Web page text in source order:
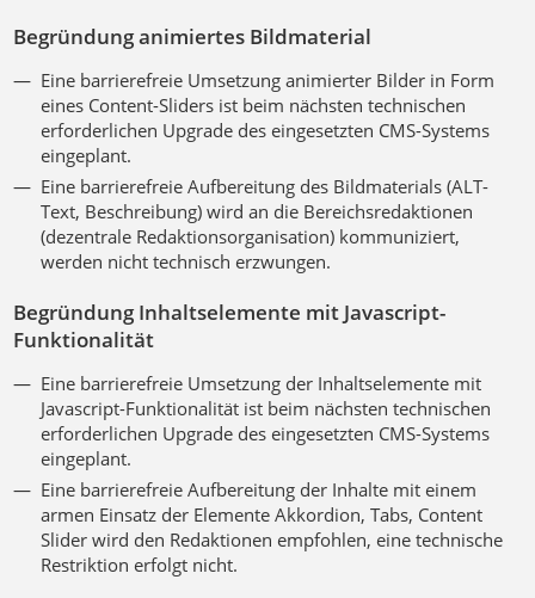
Begründung animiertes Bildmaterial
Eine barrierefreie Umsetzung animierter Bilder in Form
eines Content-Sliders ist beim nächsten technischen
erforderlichen Upgrade des eingesetzten CMS-Systems
eingeplant.
Eine barrierefreie Aufbereitung des Bildmaterials (ALT-
Text, Beschreibung) wird an die Bereichsredaktionen
(dezentrale Redaktionsorganisation) kommuniziert,
werden nicht technisch erzwungen.
Begründung Inhaltselemente mit Javascript-
Funktionalität
Eine barrierefreie Umsetzung der Inhaltselemente mit
Javascript-Funktionalität ist beim nächsten technischen
erforderlichen Upgrade des eingesetzten CMS-Systems
eingeplant.
Eine barrierefreie Aufbereitung der Inhalte mit einem
armen Einsatz der Elemente Akkordion, Tabs, Content
Slider wird den Redaktionen empfohlen, eine technische
Restriktion erfolgt nicht.